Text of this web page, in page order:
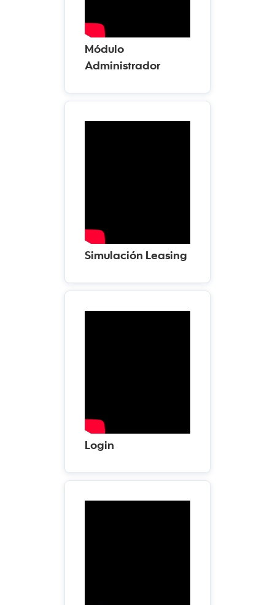
Módulo
Administrador
Simulación Leasing
Login